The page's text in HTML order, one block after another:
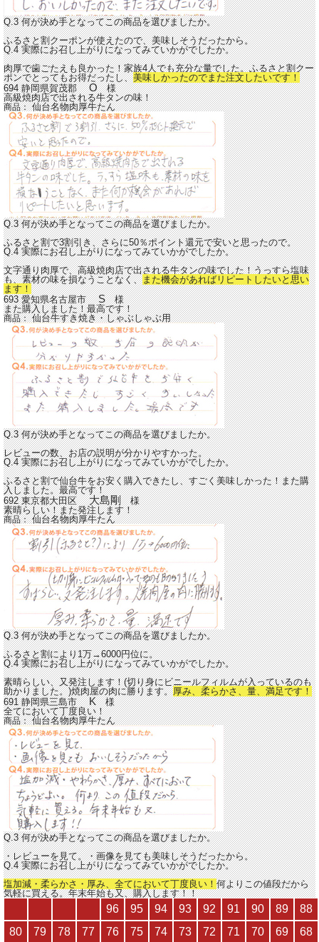
Q.3 何が決め手となってこの商品を選びましたか。
ふるさと割クーポンが使えたので、美味しそうだったから。
Q.4 実際にお召し上がりになってみていかがでしたか。
肉厚で歯ごたえも良かった！家族4人でも充分な量でした。ふるさと割クー
ポンでとってもお得だったし、美味しかったのでまた注文したいです！
694 静岡県賀茂郡O様
高級焼肉店で出される牛タンの味！
商品：仙台名物肉厚牛たん
Q.3 何が決め手となってこの商品を選びましたか。
ふるさと割で3割引き、さらに50％ポイント還元で安いと思ったので。
Q.4 実際にお召し上がりになってみていかがでしたか。
文字通り肉厚で、高級焼肉店で出される牛タンの味でした！うっすら塩味
も、素材の味を損なうことなく、 また機会があればリピートしたいと思い
ます！
693 愛知県名古屋市S様
また購入しました！最高です！
商品：仙台牛すき焼き・しゃぶしゃぶ用
Q.3 何が決め手となってこの商品を選びましたか。
レビューの数、お店の説明が分かりやすかった。
Q.4 実際にお召し上がりになってみていかがでしたか。
ふるさと割で仙台牛をお安く購入できたし、すごく美味しかった！また購
入しました。最高です！
692 東京都大田区大島剛様
素晴らしい！また発注します！
商品：仙台名物肉厚牛たん
Q.3 何が決め手となってこの商品を選びましたか。
ふるさと割により1万→6000円位に。
Q.4 実際にお召し上がりになってみていかがでしたか。
素晴らしい、又発注します！(切り身にビニールフィルムが入っているのも
助かりました。)焼肉屋の肉に勝ります。厚み、柔らかさ、量、満足です！
691 静岡県三島市K様
全てにおいて丁度良い！
商品：仙台名物肉厚牛たん
Q.3 何が決め手となってこの商品を選びましたか。
・レビューを見て。・画像を見ても美味しそうだったから。
Q.4 実際にお召し上がりになってみていかがでしたか。
塩加減・柔らかさ・厚み、全てにおいて丁度良い！ 何よりこの値段だから
気軽に買える。年末年始も又、購入します！！